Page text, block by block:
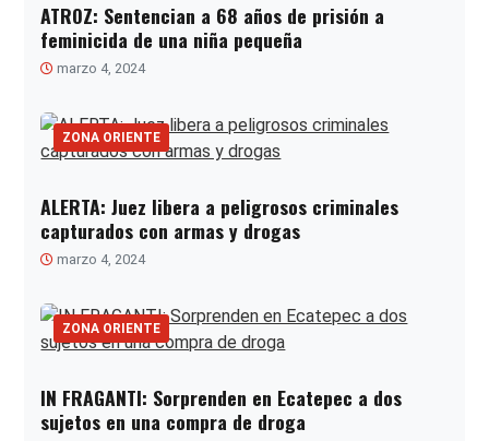
ATROZ: Sentencian a 68 años de prisión a
feminicida de una niña pequeña
marzo 4, 2024
ZONA ORIENTE
ALERTA: Juez libera a peligrosos criminales
capturados con armas y drogas
marzo 4, 2024
ZONA ORIENTE
IN FRAGANTI: Sorprenden en Ecatepec a dos
sujetos en una compra de droga